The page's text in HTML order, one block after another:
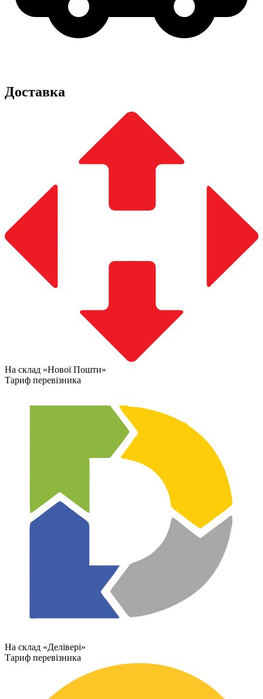
Доставка
На склад «Нової Пошти»
Тариф перевізника
На склад «Делівері»
Тариф перевізника